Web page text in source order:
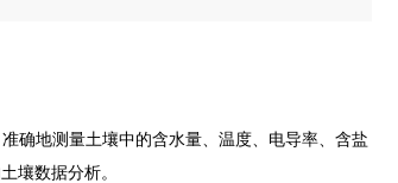
确地测量土壤中的含水量、温度、电导率、含盐
壤数据分析。